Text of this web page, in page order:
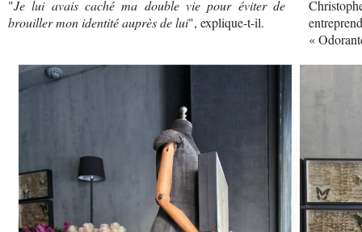
"Je lui avais caché ma double vie pour éviter de
brouiller mon identité auprès de lui", explique-t-il.
«